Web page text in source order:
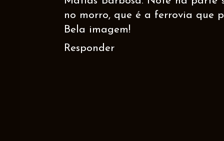
no morro, que é a ferrovia que
Bela imagem!
Responder